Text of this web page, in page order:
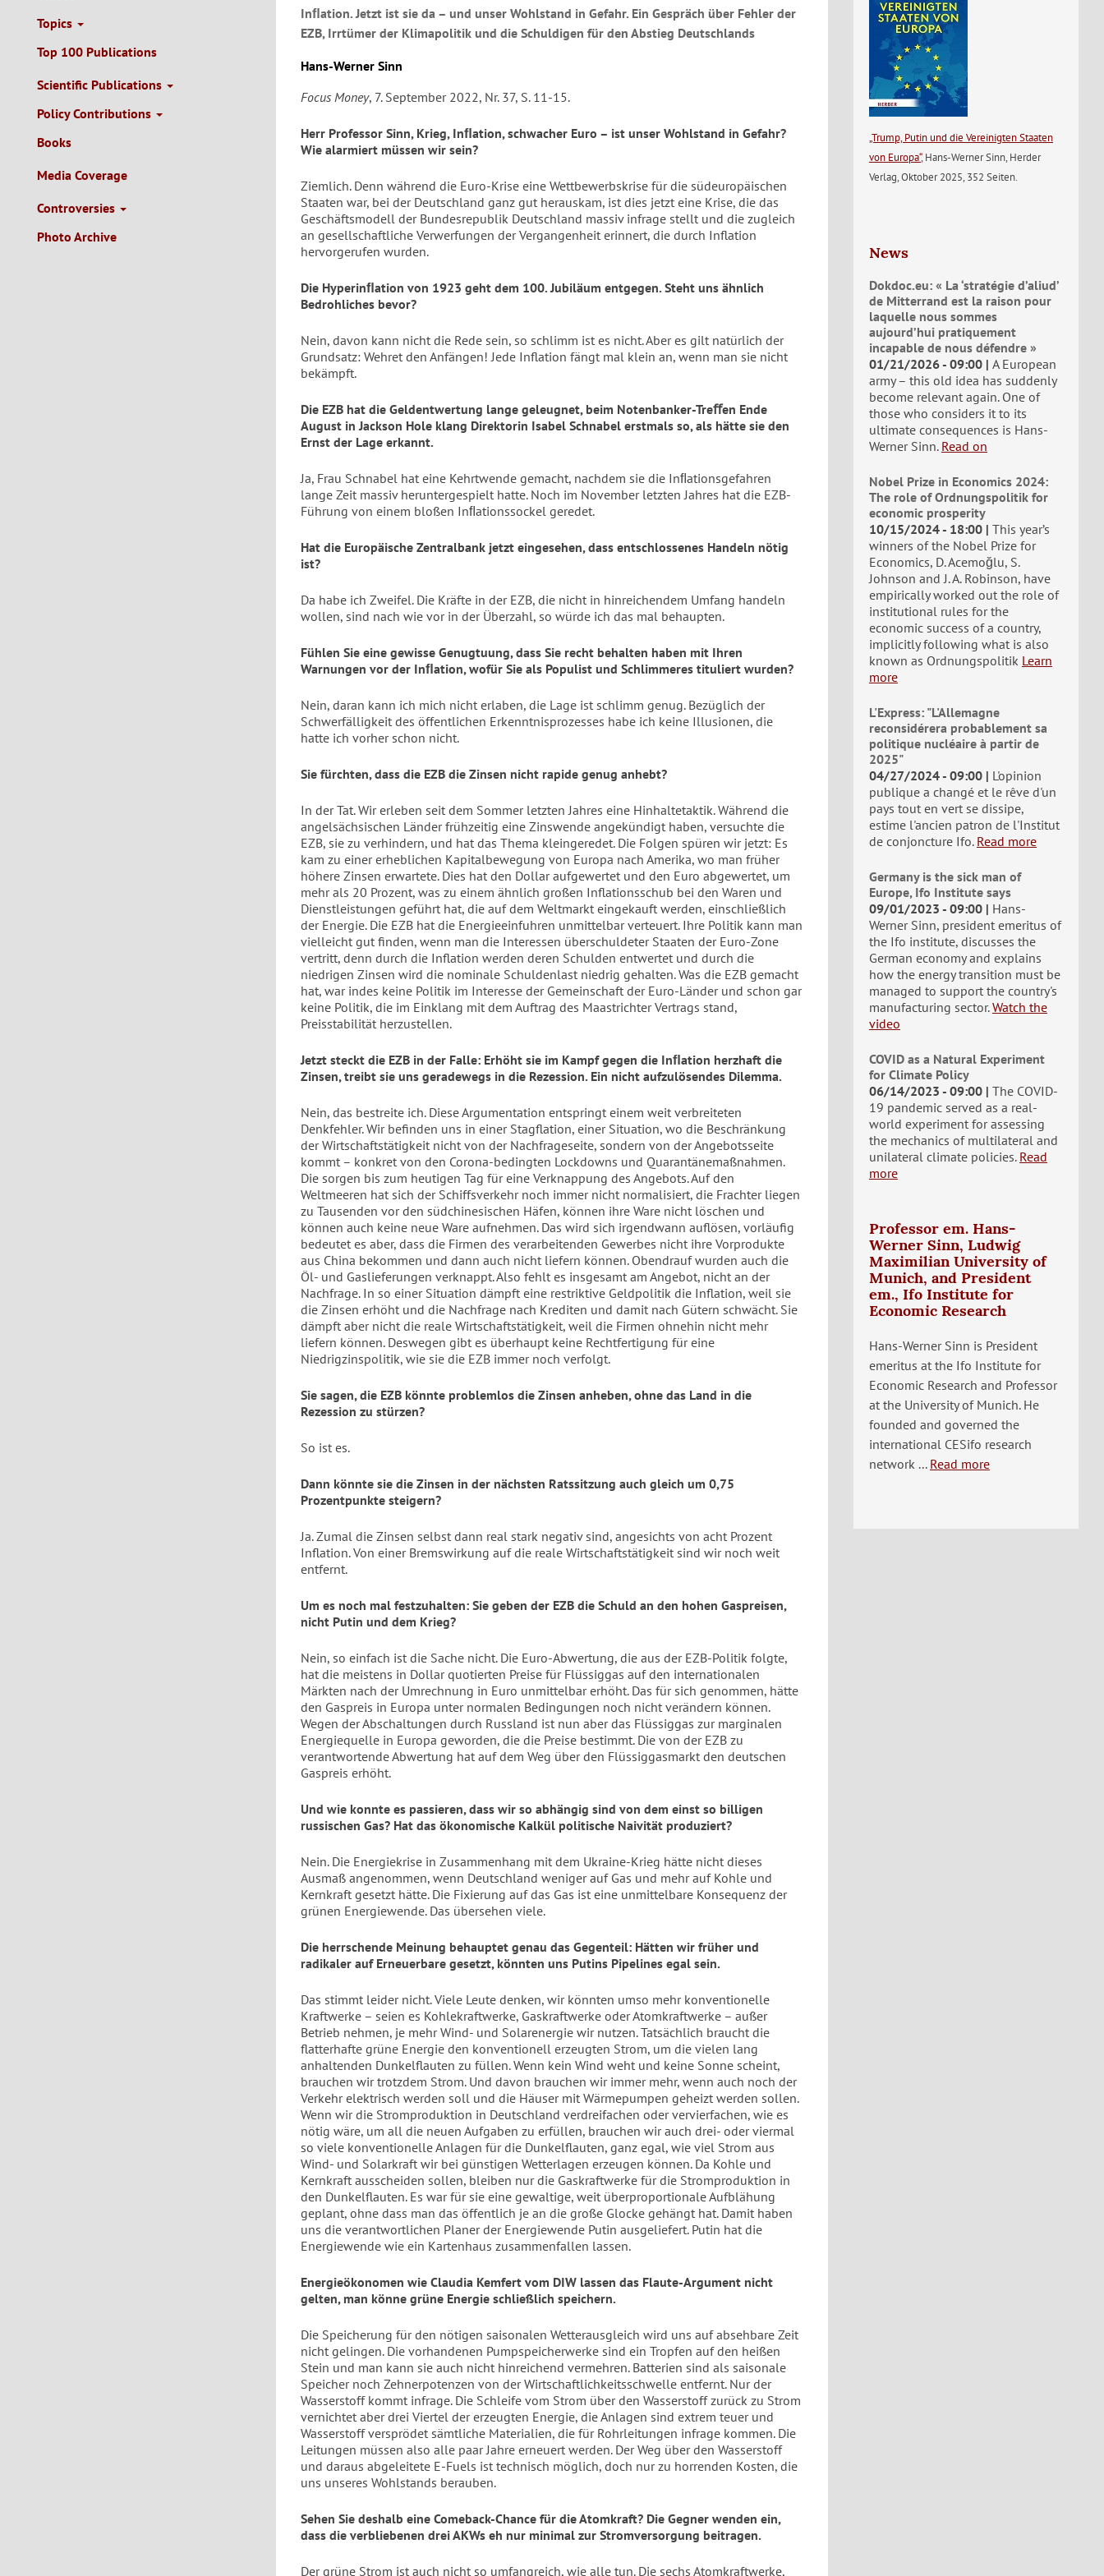
Topics
Top 100 Publications
Scientific Publications
Policy Contributions
Books
Media Coverage
Controversies
Photo Archive
Inﬂation. Jetzt ist sie da – und unser Wohlstand in Gefahr. Ein Gespräch über Fehler der
EZB, Irrtümer der Klimapolitik und die Schuldigen für den Abstieg Deutschlands
Hans-Werner Sinn
Focus Money, 7. September 2022, Nr. 37, S. 11-15.
Herr Professor Sinn, Krieg, Inﬂation, schwacher Euro – ist unser Wohlstand in Gefahr?
Wie alarmiert müssen wir sein?
Ziemlich. Denn während die Euro-Krise eine Wettbewerbskrise für die südeuropäischen
Staaten war, bei der Deutschland ganz gut herauskam, ist dies jetzt eine Krise, die das
Geschäftsmodell der Bundesrepublik Deutschland massiv infrage stellt und die zugleich
an gesellschaftliche Verwerfungen der Vergangenheit erinnert, die durch Inflation
hervorgerufen wurden.
Die Hyperinﬂation von 1923 geht dem 100. Jubiläum entgegen. Steht uns ähnlich
Bedrohliches bevor?
Nein, davon kann nicht die Rede sein, so schlimm ist es nicht. Aber es gilt natürlich der
Grundsatz: Wehret den Anfängen! Jede Inflation fängt mal klein an, wenn man sie nicht
bekämpft.
Die EZB hat die Geldentwertung lange geleugnet, beim Notenbanker-Treﬀen Ende
August in Jackson Hole klang Direktorin Isabel Schnabel erstmals so, als hätte sie den
Ernst der Lage erkannt.
Ja, Frau Schnabel hat eine Kehrtwende gemacht, nachdem sie die Inﬂationsgefahren
lange Zeit massiv heruntergespielt hatte. Noch im November letzten Jahres hat die EZB-
Führung von einem bloßen Inﬂationssockel geredet.
Hat die Europäische Zentralbank jetzt eingesehen, dass entschlossenes Handeln nötig
ist?
Da habe ich Zweifel. Die Kräfte in der EZB, die nicht in hinreichendem Umfang handeln
wollen, sind nach wie vor in der Überzahl, so würde ich das mal behaupten.
Fühlen Sie eine gewisse Genugtuung, dass Sie recht behalten haben mit Ihren
Warnungen vor der Inﬂation, wofür Sie als Populist und Schlimmeres tituliert wurden?
Nein, daran kann ich mich nicht erlaben, die Lage ist schlimm genug. Bezüglich der
Schwerfälligkeit des öffentlichen Erkenntnisprozesses habe ich keine Illusionen, die
hatte ich vorher schon nicht.
Sie fürchten, dass die EZB die Zinsen nicht rapide genug anhebt?
In der Tat. Wir erleben seit dem Sommer letzten Jahres eine Hinhaltetaktik. Während die
angelsächsischen Länder frühzeitig eine Zinswende angekündigt haben, versuchte die
EZB, sie zu verhindern, und hat das Thema kleingeredet. Die Folgen spüren wir jetzt: Es
kam zu einer erheblichen Kapitalbewegung von Europa nach Amerika, wo man früher
höhere Zinsen erwartete. Dies hat den Dollar aufgewertet und den Euro abgewertet, um
mehr als 20 Prozent, was zu einem ähnlich großen Inflationsschub bei den Waren und
Dienstleistungen geführt hat, die auf dem Weltmarkt eingekauft werden, einschließlich
der Energie. Die EZB hat die Energieeinfuhren unmittelbar verteuert. Ihre Politik kann man
vielleicht gut finden, wenn man die Interessen überschuldeter Staaten der Euro-Zone
vertritt, denn durch die Inflation werden deren Schulden entwertet und durch die
niedrigen Zinsen wird die nominale Schuldenlast niedrig gehalten. Was die EZB gemacht
hat, war indes keine Politik im Interesse der Gemeinschaft der Euro-Länder und schon gar
keine Politik, die im Einklang mit dem Auftrag des Maastrichter Vertrags stand,
Preisstabilität herzustellen.
Jetzt steckt die EZB in der Falle: Erhöht sie im Kampf gegen die Inﬂation herzhaft die
Zinsen, treibt sie uns geradewegs in die Rezession. Ein nicht aufzulösendes Dilemma.
Nein, das bestreite ich. Diese Argumentation entspringt einem weit verbreiteten
Denkfehler. Wir befinden uns in einer Stagflation, einer Situation, wo die Beschränkung
der Wirtschaftstätigkeit nicht von der Nachfrageseite, sondern von der Angebotsseite
kommt – konkret von den Corona-bedingten Lockdowns und Quarantänemaßnahmen.
Die sorgen bis zum heutigen Tag für eine Verknappung des Angebots. Auf den
Weltmeeren hat sich der Schiffsverkehr noch immer nicht normalisiert, die Frachter liegen
zu Tausenden vor den südchinesischen Häfen, können ihre Ware nicht löschen und
können auch keine neue Ware aufnehmen. Das wird sich irgendwann auflösen, vorläufig
bedeutet es aber, dass die Firmen des verarbeitenden Gewerbes nicht ihre Vorprodukte
aus China bekommen und dann auch nicht liefern können. Obendrauf wurden auch die
Öl- und Gaslieferungen verknappt. Also fehlt es insgesamt am Angebot, nicht an der
Nachfrage. In so einer Situation dämpft eine restriktive Geldpolitik die Inflation, weil sie
die Zinsen erhöht und die Nachfrage nach Krediten und damit nach Gütern schwächt. Sie
dämpft aber nicht die reale Wirtschaftstätigkeit, weil die Firmen ohnehin nicht mehr
liefern können. Deswegen gibt es überhaupt keine Rechtfertigung für eine
Niedrigzinspolitik, wie sie die EZB immer noch verfolgt.
Sie sagen, die EZB könnte problemlos die Zinsen anheben, ohne das Land in die
Rezession zu stürzen?
So ist es.
Dann könnte sie die Zinsen in der nächsten Ratssitzung auch gleich um 0,75
Prozentpunkte steigern?
Ja. Zumal die Zinsen selbst dann real stark negativ sind, angesichts von acht Prozent
Inflation. Von einer Bremswirkung auf die reale Wirtschaftstätigkeit sind wir noch weit
entfernt.
Um es noch mal festzuhalten: Sie geben der EZB die Schuld an den hohen Gaspreisen,
nicht Putin und dem Krieg?
Nein, so einfach ist die Sache nicht. Die Euro-Abwertung, die aus der EZB-Politik folgte,
hat die meistens in Dollar quotierten Preise für Flüssiggas auf den internationalen
Märkten nach der Umrechnung in Euro unmittelbar erhöht. Das für sich genommen, hätte
den Gaspreis in Europa unter normalen Bedingungen noch nicht verändern können.
Wegen der Abschaltungen durch Russland ist nun aber das Flüssiggas zur marginalen
Energiequelle in Europa geworden, die die Preise bestimmt. Die von der EZB zu
verantwortende Abwertung hat auf dem Weg über den Flüssiggasmarkt den deutschen
Gaspreis erhöht.
Und wie konnte es passieren, dass wir so abhängig sind von dem einst so billigen
russischen Gas? Hat das ökonomische Kalkül politische Naivität produziert?
Nein. Die Energiekrise in Zusammenhang mit dem Ukraine-Krieg hätte nicht dieses
Ausmaß angenommen, wenn Deutschland weniger auf Gas und mehr auf Kohle und
Kernkraft gesetzt hätte. Die Fixierung auf das Gas ist eine unmittelbare Konsequenz der
grünen Energiewende. Das übersehen viele.
Die herrschende Meinung behauptet genau das Gegenteil: Hätten wir früher und
radikaler auf Erneuerbare gesetzt, könnten uns Putins Pipelines egal sein.
Das stimmt leider nicht. Viele Leute denken, wir könnten umso mehr konventionelle
Kraftwerke – seien es Kohlekraftwerke, Gaskraftwerke oder Atomkraftwerke – außer
Betrieb nehmen, je mehr Wind- und Solarenergie wir nutzen. Tatsächlich braucht die
flatterhafte grüne Energie den konventionell erzeugten Strom, um die vielen lang
anhaltenden Dunkelflauten zu füllen. Wenn kein Wind weht und keine Sonne scheint,
brauchen wir trotzdem Strom. Und davon brauchen wir immer mehr, wenn auch noch der
Verkehr elektrisch werden soll und die Häuser mit Wärmepumpen geheizt werden sollen.
Wenn wir die Stromproduktion in Deutschland verdreifachen oder vervierfachen, wie es
nötig wäre, um all die neuen Aufgaben zu erfüllen, brauchen wir auch drei- oder viermal
so viele konventionelle Anlagen für die Dunkelflauten, ganz egal, wie viel Strom aus
Wind- und Solarkraft wir bei günstigen Wetterlagen erzeugen können. Da Kohle und
Kernkraft ausscheiden sollen, bleiben nur die Gaskraftwerke für die Stromproduktion in
den Dunkelflauten. Es war für sie eine gewaltige, weit überproportionale Aufblähung
geplant, ohne dass man das öffentlich je an die große Glocke gehängt hat. Damit haben
uns die verantwortlichen Planer der Energiewende Putin ausgeliefert. Putin hat die
Energiewende wie ein Kartenhaus zusammenfallen lassen.
Energieökonomen wie Claudia Kemfert vom DIW lassen das Flaute-Argument nicht
gelten, man könne grüne Energie schließlich speichern.
Die Speicherung für den nötigen saisonalen Wetterausgleich wird uns auf absehbare Zeit
nicht gelingen. Die vorhandenen Pumpspeicherwerke sind ein Tropfen auf den heißen
Stein und man kann sie auch nicht hinreichend vermehren. Batterien sind als saisonale
Speicher noch Zehnerpotenzen von der Wirtschaftlichkeitsschwelle entfernt. Nur der
Wasserstoff kommt infrage. Die Schleife vom Strom über den Wasserstoff zurück zu Strom
vernichtet aber drei Viertel der erzeugten Energie, die Anlagen sind extrem teuer und
Wasserstoff versprödet sämtliche Materialien, die für Rohrleitungen infrage kommen. Die
Leitungen müssen also alle paar Jahre erneuert werden. Der Weg über den Wasserstoff
und daraus abgeleitete E-Fuels ist technisch möglich, doch nur zu horrenden Kosten, die
uns unseres Wohlstands berauben.
Sehen Sie deshalb eine Comeback-Chance für die Atomkraft? Die Gegner wenden ein,
dass die verbliebenen drei AKWs eh nur minimal zur Stromversorgung beitragen.
Der grüne Strom ist auch nicht so umfangreich, wie alle tun. Die sechs Atomkraftwerke,
„Trump, Putin und die Vereinigten Staaten
von Europa“, Hans-Werner Sinn, Herder
Verlag, Oktober 2025, 352 Seiten.
News
Dokdoc.eu: « La ‘stratégie d’aliud’
de Mitterrand est la raison pour
laquelle nous sommes
aujourd’hui pratiquement
incapable de nous défendre »
01/21/2026 - 09:00 A European
army – this old idea has suddenly
become relevant again. One of
those who considers it to its
ultimate consequences is Hans-
Werner Sinn. Read on
Nobel Prize in Economics 2024:
The role of Ordnungspolitik for
economic prosperity
10/15/2024 - 18:00 This year’s
winners of the Nobel Prize for
Economics, D. Acemoğlu, S.
Johnson and J. A. Robinson, have
empirically worked out the role of
institutional rules for the
economic success of a country,
implicitly following what is also
known as Ordnungspolitik Learn
more
L'Express: "L'Allemagne
reconsidérera probablement sa
politique nucléaire à partir de
2025"
04/27/2024 - 09:00
L'opinion
publique a changé et le rêve d'un
pays tout en vert se dissipe,
estime l'ancien patron de l'Institut
de conjoncture Ifo. Read more
Germany is the sick man of
Europe, Ifo Institute says
09/01/2023 - 09:00
Hans-
Werner Sinn, president emeritus of
the Ifo institute, discusses the
German economy and explains
how the energy transition must be
managed to support the country's
manufacturing sector. Watch the
video
COVID as a Natural Experiment
for Climate Policy
06/14/2023 - 09:00 The COVID-
19 pandemic served as a real-
world experiment for assessing
the mechanics of multilateral and
unilateral climate policies. Read
more
Professor em. Hans-
Werner Sinn, Ludwig
Maximilian University of
Munich, and President
em., Ifo Institute for
Economic Research
Hans-Werner Sinn is President
emeritus at the Ifo Institute for
Economic Research and Professor
at the University of Munich. He
founded and governed the
international CESifo research
network ... Read more